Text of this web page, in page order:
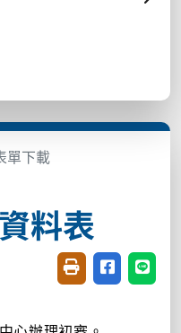
單下載
料表
友善列印(開新視
分享至臉書
分享